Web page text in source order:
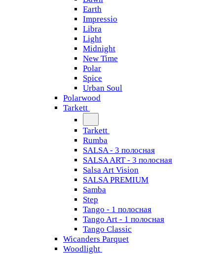
Earth
Impressio
Libra
Light
Midnight
New Time
Polar
Spice
Urban Soul
Polarwood
Tarkett
Tarkett
Rumba
SALSA - 3 полосная
SALSA ART - 3 полосная
Salsa Art Vision
SALSA PREMIUM
Samba
Step
Tango - 1 полосная
Tango Art - 1 полосная
Tango Classiс
Wicanders Parquet
Woodlight